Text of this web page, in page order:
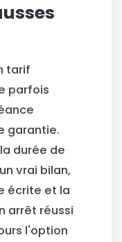
tarif
parfois
garantie.
durée de
vrai bilan,
écrite et la
arrêt réussi
l'option